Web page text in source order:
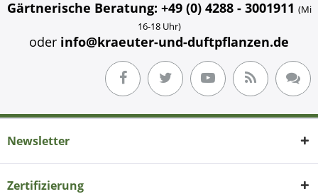
Gärtnerische Beratung: +49 (0) 4288 - 3001911 (Mi
16-18 Uhr)
oder info@kraeuter-und-duftpflanzen.de
Newsletter
Zertifizierung